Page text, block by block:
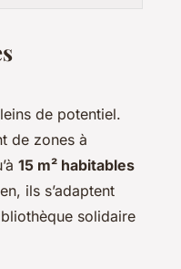
de potentiel.
de zones à
15 m² habitables
ils s’adaptent
solidaire